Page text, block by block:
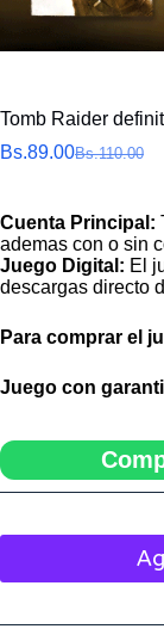
Tomb Raider
Bs.110.00
El
era:
Bs.110.00.
Bs.89.00El
es:
Bs.89.00.
Cuenta Principal:
ademas con o sin
Juego Digital: El
descargas directo
Para comprar el
Juego con